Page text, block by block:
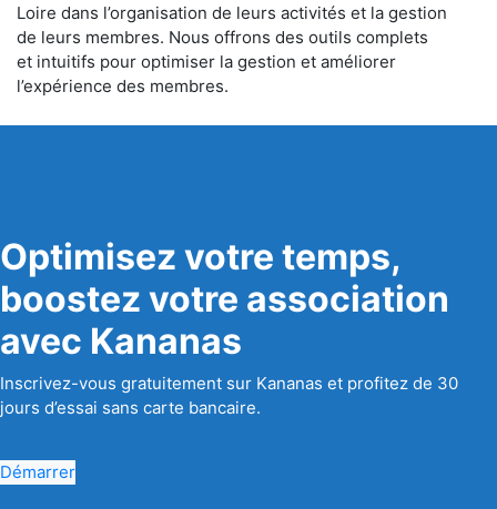
Loire dans l’organisation de leurs activités et la gestion
de leurs membres. Nous offrons des outils complets
et intuitifs pour optimiser la gestion et améliorer
l’expérience des membres.
Optimisez votre temps,
boostez votre association
avec Kananas
Inscrivez-vous gratuitement sur Kananas et profitez de 30
jours d’essai sans carte bancaire.
Démarrer